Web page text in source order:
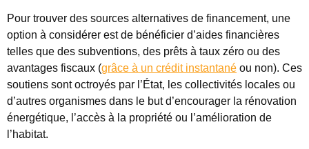
Pour trouver des sources alternatives de financement, une
option à considérer est de bénéficier d’aides financières
telles que des subventions, des prêts à taux zéro ou des
avantages fiscaux (grâce à un crédit instantané ou non). Ces
soutiens sont octroyés par l’État, les collectivités locales ou
d’autres organismes dans le but d’encourager la rénovation
énergétique, l’accès à la propriété ou l’amélioration de
l’habitat.